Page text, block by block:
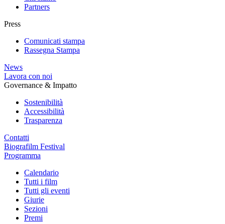
Partners
Press
Comunicati stampa
Rassegna Stampa
News
Lavora con noi
Governance & Impatto
Sostenibilità
Accessibilità
Trasparenza
Contatti
Biografilm Festival
Programma
Calendario
Tutti i film
Tutti gli eventi
Giurie
Sezioni
Premi